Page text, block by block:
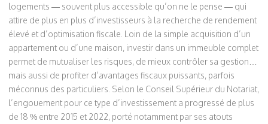
logements — souvent plus accessible qu’on ne le pense — qui
attire de plus en plus d’investisseurs à la recherche de rendement
élevé et d’optimisation fiscale. Loin de la simple acquisition d’un
appartement ou d’une maison, investir dans un immeuble complet
permet de mutualiser les risques, de mieux contrôler sa gestion…
mais aussi de profiter d’avantages fiscaux puissants, parfois
méconnus des particuliers. Selon le Conseil Supérieur du Notariat,
l’engouement pour ce type d’investissement a progressé de plus
de 18 % entre 2015 et 2022, porté notamment par ses atouts